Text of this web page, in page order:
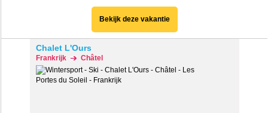
Bekijk deze vakantie
Chalet L'Ours
Frankrijk Châtel